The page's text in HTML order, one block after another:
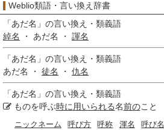
Weblio類語・言い換え辞書
「あだ名 」の言い換え・類義語
綽名
・ あだ名 ・ 諢名
「あだ名 」の言い換え・類義語
あだ名 ・ 徒名 ・ 仇名
「あだ名 」の言い換え・類義語
ものを呼ぶ時に用いられる名前のこと
ニックネーム 呼び方 呼称 渾名 呼び名